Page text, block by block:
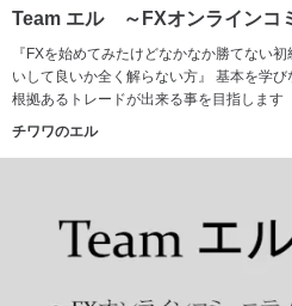
Team エル ～FXオンラインコ
『FXを始めてみたけどなかなか勝てない
いして良いか全く解らない方』 基本を学
根拠あるトレードが出来る事を目指します
チワワのエル